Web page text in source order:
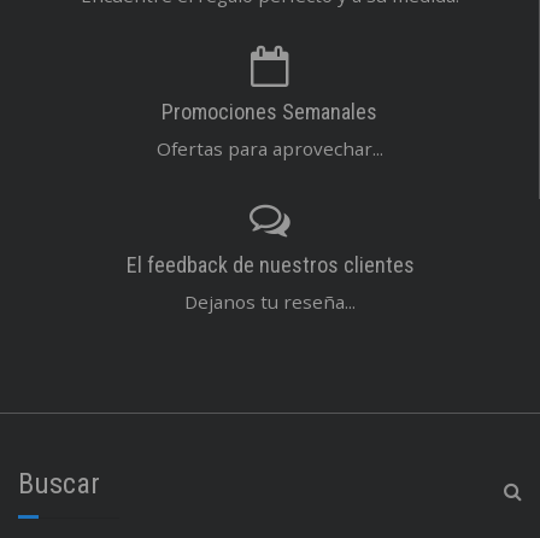
Promociones Semanales
Ofertas para aprovechar...
El feedback de nuestros clientes
Dejanos tu reseña...
Buscar